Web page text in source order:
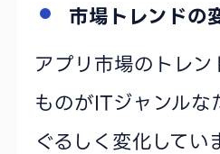
市場トレンドの
アプリ市場のトレ
ものがITジャンルな
ぐるしく変化してい